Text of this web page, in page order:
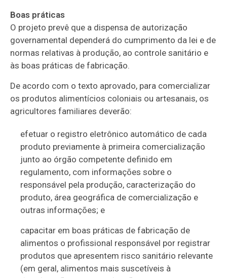
Boas práticas
O projeto prevê que a dispensa de autorização
governamental dependerá do cumprimento da lei e de
normas relativas à produção, ao controle sanitário e
às boas práticas de fabricação.
De acordo com o texto aprovado, para comercializar
os produtos alimentícios coloniais ou artesanais, os
agricultores familiares deverão:
efetuar o registro eletrônico automático de cada
produto previamente à primeira comercialização
junto ao órgão competente definido em
regulamento, com informações sobre o
responsável pela produção, caracterização do
produto, área geográfica de comercialização e
outras informações; e
capacitar em boas práticas de fabricação de
alimentos o profissional responsável por registrar
produtos que apresentem risco sanitário relevante
(em geral, alimentos mais suscetíveis à